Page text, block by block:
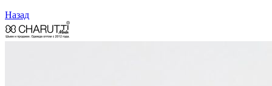
Назад